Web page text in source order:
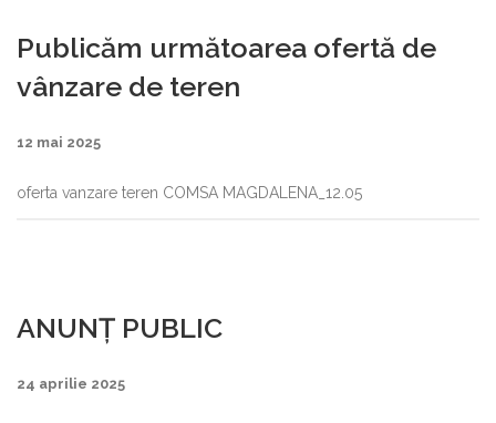
Publicăm următoarea ofertă de
vânzare de teren
12 mai 2025
oferta vanzare teren COMSA MAGDALENA_12.05
ANUNȚ PUBLIC
24 aprilie 2025